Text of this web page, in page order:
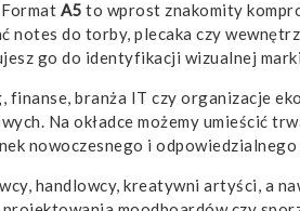
A5 to wprost znakomity
notes do torby, plecaka czy
go do identyfikacji wizualnej marki.
branża IT czy organizacje
Na okładce możemy umieścić
nowoczesnego i
handlowcy, kreatywni artyści, a